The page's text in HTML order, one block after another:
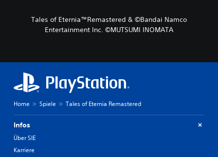
Tales of Eternia™Remastered & ©Bandai Namco
Entertainment Inc. ©MUTSUMI INOMATA
Home Spiele Tales of Eternia Remastered
Infos
Über SIE
Karriere